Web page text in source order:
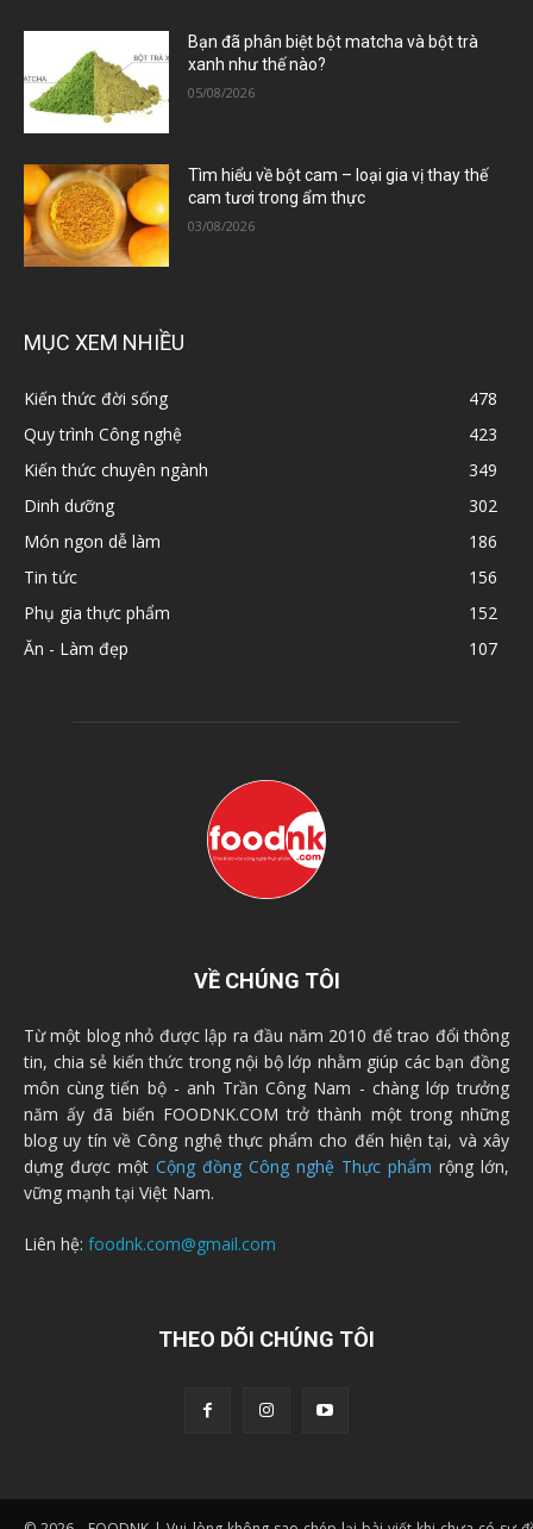
Bạn đã phân biệt bột matcha và bột trà
xanh như thế nào?
05/08/2026
Tìm hiểu về bột cam – loại gia vị thay thế
cam tươi trong ẩm thực
03/08/2026
MỤC XEM NHIỀU
Kiến thức đời sống
478
Quy trình Công nghệ
423
Kiến thức chuyên ngành
349
Dinh dưỡng
302
Món ngon dễ làm
186
Tin tức
156
Phụ gia thực phẩm
152
Ăn - Làm đẹp
107
VỀ CHÚNG TÔI
Từ một blog nhỏ được lập ra đầu năm 2010 để trao đổi thông
tin, chia sẻ kiến thức trong nội bộ lớp nhằm giúp các bạn đồng
môn cùng tiến bộ - anh Trần Công Nam - chàng lớp trưởng
năm ấy đã biến FOODNK.COM trở thành một trong những
blog uy tín về Công nghệ thực phẩm cho đến hiện tại, và xây
dựng được một Cộng đồng Công nghệ Thực phẩm rộng lớn,
vững mạnh tại Việt Nam.
Liên hệ: foodnk.com@gmail.com
THEO DÕI CHÚNG TÔI